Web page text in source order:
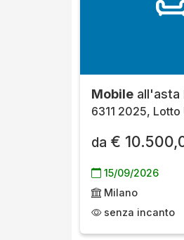
Mobile all'asta
6311 2025, Lotto
da €
15/09/2026
Milano
senza incanto